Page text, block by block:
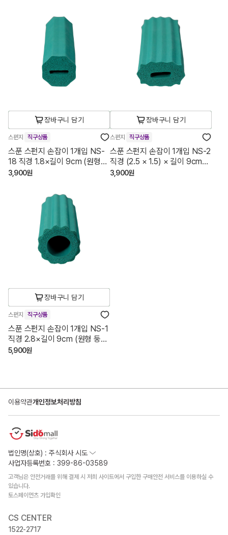
장바구니 담기
스펀지 직구상품
스푼 스펀지 손잡이 1개입 NS-
18 직경 1.8×길이 9cm (원형
평홀)
3,900원
장바구니 담기
스펀지 직구상품
스푼 스펀지 손잡이 1개입 NS-2
직경 (2.5 × 1.5) × 길이 9cm
(타원형)
3,900원
장바구니 담기
스펀지 직구상품
스푼 스펀지 손잡이 1개입 NS-1
직경 2.8×길이 9cm (원형 둥근
구멍)
5,900원
이용약관개인정보처리방침
법인명(상호) : 주식회사 시도
사업자등록번호 : 399-86-03589
고객님은 안전거래를 위해 결제 시 저희 사이트에서 구입한 구매안전 서비스를 이용하실 수
있습니다.
토스페이먼츠 가입확인
CS CENTER
1522-2717